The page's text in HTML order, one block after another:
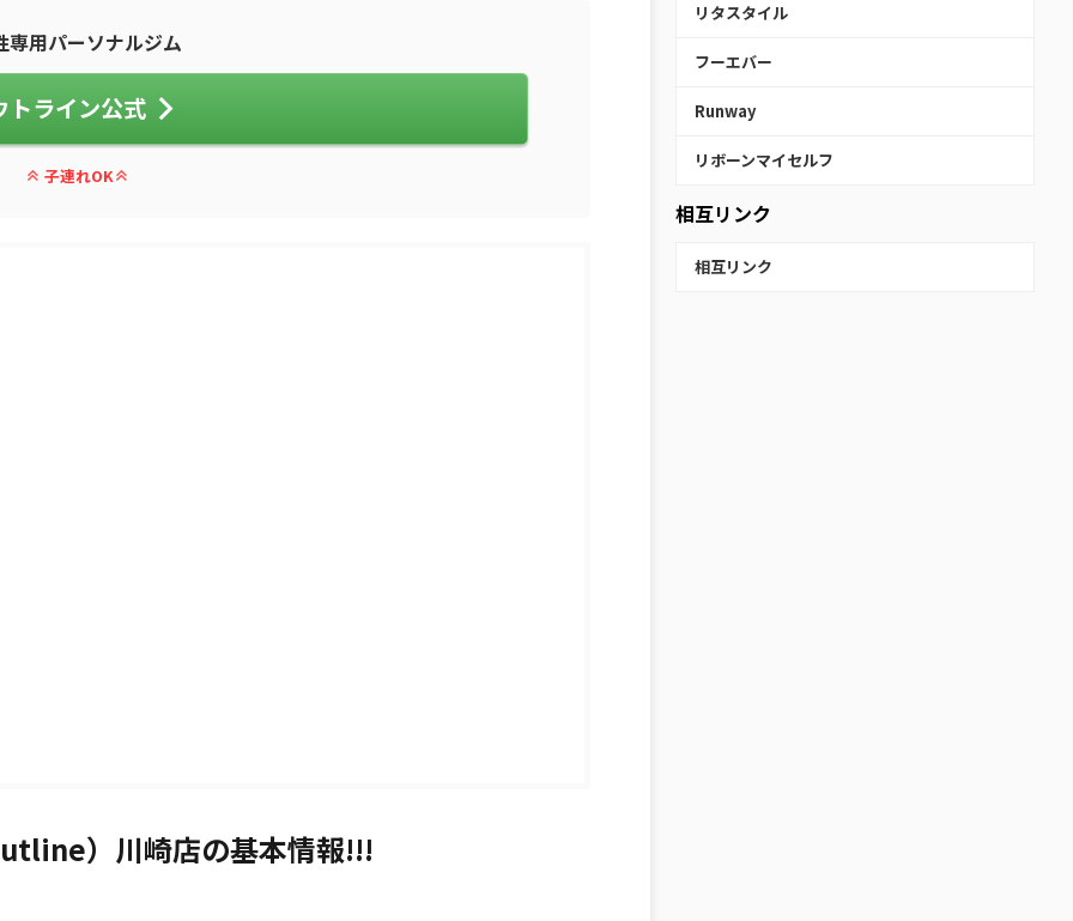
専用パーソナルジム
トライン公式
子連れOK
）川崎店の基本情報!!!
リタスタイル
フーエバー
Runway
リボーンマイセルフ
相互リンク
相互リンク